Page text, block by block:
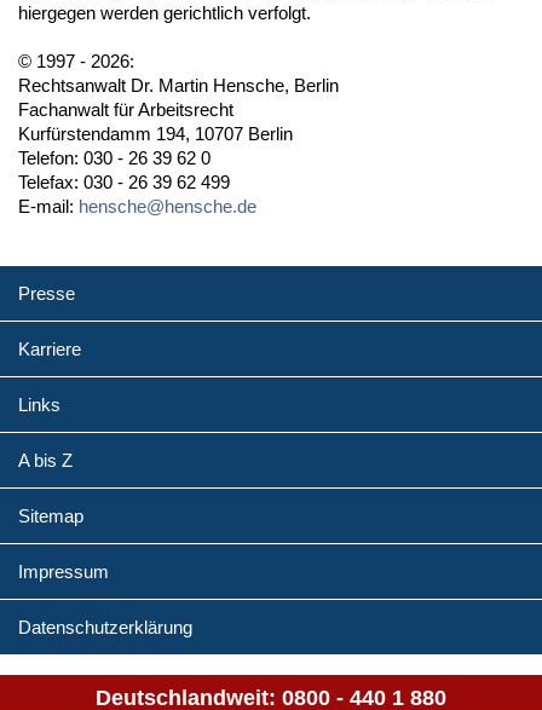
hiergegen werden gerichtlich verfolgt.
© 1997 - 2026:
Rechtsanwalt Dr. Martin Hensche, Berlin
Fachanwalt für Arbeitsrecht
Kurfürstendamm 194, 10707 Berlin
Telefon: 030 - 26 39 62 0
Telefax: 030 - 26 39 62 499
E-mail: hensche@hensche.de
Presse
Karriere
Links
A bis Z
Sitemap
Impressum
Datenschutzerklärung
Deutschlandweit: 0800 - 440 1 880